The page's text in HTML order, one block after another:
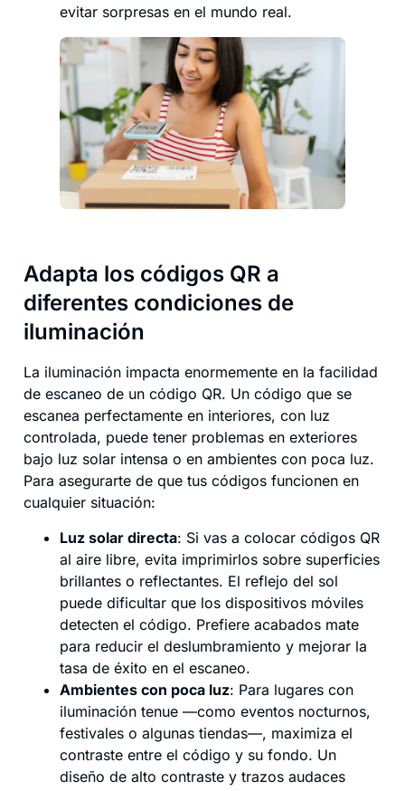
evitar sorpresas en el mundo real.
Adapta los códigos QR a
diferentes condiciones de
iluminación
La iluminación impacta enormemente en la facilidad
de escaneo de un código QR. Un código que se
escanea perfectamente en interiores, con luz
controlada, puede tener problemas en exteriores
bajo luz solar intensa o en ambientes con poca luz.
Para asegurarte de que tus códigos funcionen en
cualquier situación:
Luz solar directa: Si vas a colocar códigos QR
al aire libre, evita imprimirlos sobre superficies
brillantes o reflectantes. El reflejo del sol
puede dificultar que los dispositivos móviles
detecten el código. Prefiere acabados mate
para reducir el deslumbramiento y mejorar la
tasa de éxito en el escaneo.
Ambientes con poca luz: Para lugares con
iluminación tenue —como eventos nocturnos,
festivales o algunas tiendas—, maximiza el
contraste entre el código y su fondo. Un
diseño de alto contraste y trazos audaces